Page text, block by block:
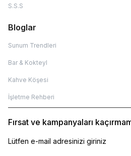
S.S.S
Bloglar
Sunum Trendleri
Bar & Kokteyl
Kahve Köşesi
İşletme Rehberi
Fırsat ve kampanyaları
Lütfen e-mail adresinizi giriniz